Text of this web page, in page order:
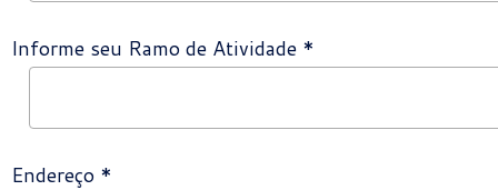
Informe seu Ramo de Atividade *
Endereço *